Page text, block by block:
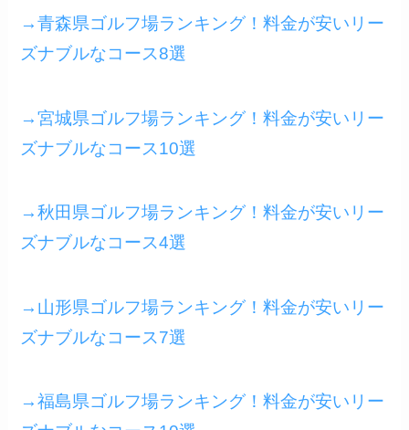
→青森県ゴルフ場ランキング！料金が安いリー
ズナブルなコース8選
→宮城県ゴルフ場ランキング！料金が安いリー
ズナブルなコース10選
→秋田県ゴルフ場ランキング！料金が安いリー
ズナブルなコース4選
→山形県ゴルフ場ランキング！料金が安いリー
ズナブルなコース7選
→福島県ゴルフ場ランキング！料金が安いリー